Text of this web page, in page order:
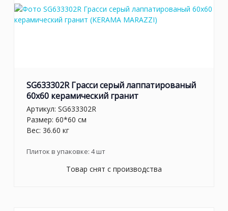
SG633302R Грасси серый лаппатированый
60x60 керамический гранит
Артикул: SG633302R
Размер: 60*60 см
Вес: 36.60 кг
Плиток в упаковке: 4шт
Товар снят с производства